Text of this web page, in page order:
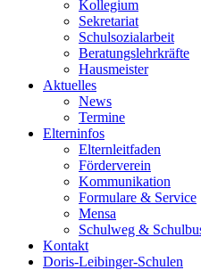
Kollegium
Sekretariat
Schulsozialarbeit
Beratungslehrkräfte
Hausmeister
Aktuelles
News
Termine
Elterninfos
Elternleitfaden
Förderverein
Kommunikation
Formulare & Service
Mensa
Schulweg &
Kontakt
Doris-Leibinger-Schulen